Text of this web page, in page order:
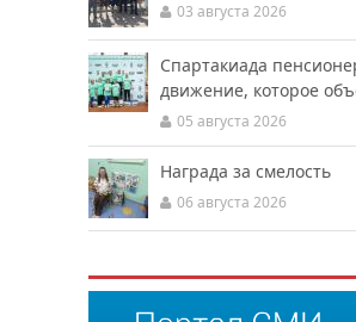
03 августа 2026
Спартакиада
движение, которое
05 августа 2026
Награда за смелость
06 августа 2026